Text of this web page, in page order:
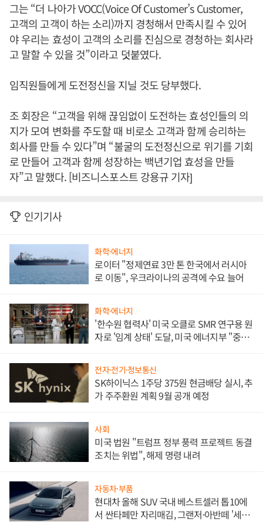
그는 “더 나아가 VOCC(Voice Of Customer’s Customer,
고객의 고객이 하는 소리)까지 경청해서 만족시킬 수 있어
야 우리는 효성이 고객의 소리를 진심으로 경청하는 회사라
고 말할 수 있을 것”이라고 덧붙였다.
임직원들에게 도전정신을 지닐 것도 당부했다.
조 회장은 “고객을 위해 끊임없이 도전하는 효성인들의 의
지가 모여 변화를 주도할 때 비로소 고객과 함께 승리하는
회사를 만들 수 있다”며 “불굴의 도전정신으로 위기를 기회
로 만들어 고객과 함께 성장하는 백년기업 효성을 만들
자”고 말했다. [비즈니스포스트 강용규 기자]
인기기사
화학·에너지
로이터 "정제연료 3만 톤 한국에서 러시아
로 이동", 우크라이나의 공격에 수요 늘어
화학·에너지
'한수원 협력사' 미국 오클로 SMR 연구용 원
자로 '임계 상태' 도달, 미국 에너지부 "중요
전자·전기·정보통신
SK하이닉스 1주당 375원 현금배당 실시, 추
가 주주환원 계획 9월 공개 예정
사회
미국 법원 "트럼프 정부 풍력 프로젝트 동결
조치는 위법", 해제 명령 내려
자동차·부품
현대차 올해 SUV 국내 베스트셀러 톱10에
서 싼타페만 자리매김, 그랜저·아반떼 '세단